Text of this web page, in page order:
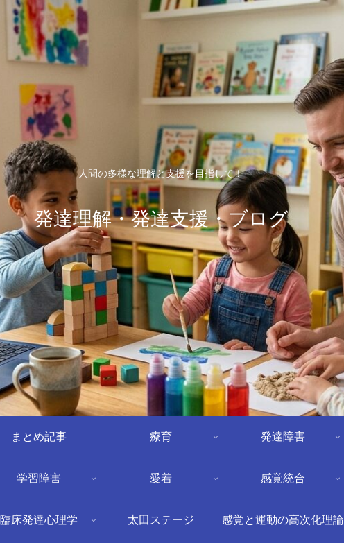
人間の多様な理解と支援を目指して！
発達理解・発達支援・ブログ
まとめ記事 療育 発達障害
学習障害 愛着 感覚統合
臨床発達心理学 太田ステージ 感覚と運動の高次化理論